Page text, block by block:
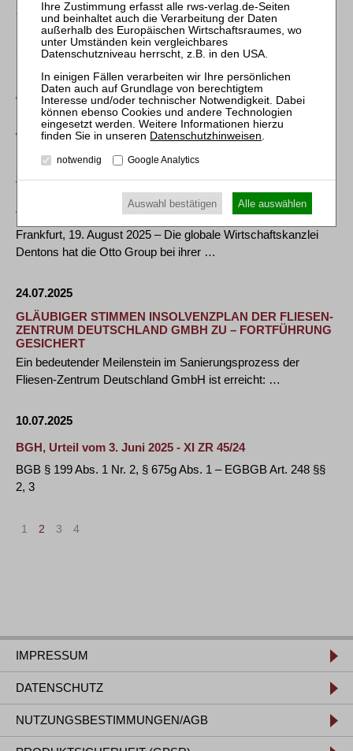
XI ZR 29/24 Der für das Bankrecht …
11.09.2025
DLA PIPER BERÄT LBBW BEI
KONSORTIALFINANZIERUNGEN VON ZWEI ONSHORE
WIND-PROJEKTEN
10. September 2025 – DLA Piper hat die Landesbank Baden-
Württemberg als Sole Lead Arranger, …
20.08.2025
DENTONS BERÄT OTTO GROUP BEI PLATZIERUNG
VON € 240 MILLIONEN SCHULDSCHEINDARLEHEN
Frankfurt, 19. August 2025 – Die globale Wirtschaftskanzlei
Dentons hat die Otto Group bei ihrer …
24.07.2025
GLÄUBIGER STIMMEN INSOLVENZPLAN DER FLIESEN-
ZENTRUM DEUTSCHLAND GMBH ZU – FORTFÜHRUNG
GESICHERT
Ein bedeutender Meilenstein im Sanierungsprozess der
Fliesen-Zentrum Deutschland GmbH ist erreicht: …
10.07.2025
BGH, Urteil vom 3. Juni 2025 - XI ZR 45/24
BGB § 199 Abs. 1 Nr. 2, § 675g Abs. 1 – EGBGB Art. 248 §§
2, 3
1 2 3 4
IMPRESSUM
DATENSCHUTZ
NUTZUNGSBESTIMMUNGEN/AGB
Datenschutzhinweisen
notwendig Google Analytics
Auswahl bestätigen Alle auswählen